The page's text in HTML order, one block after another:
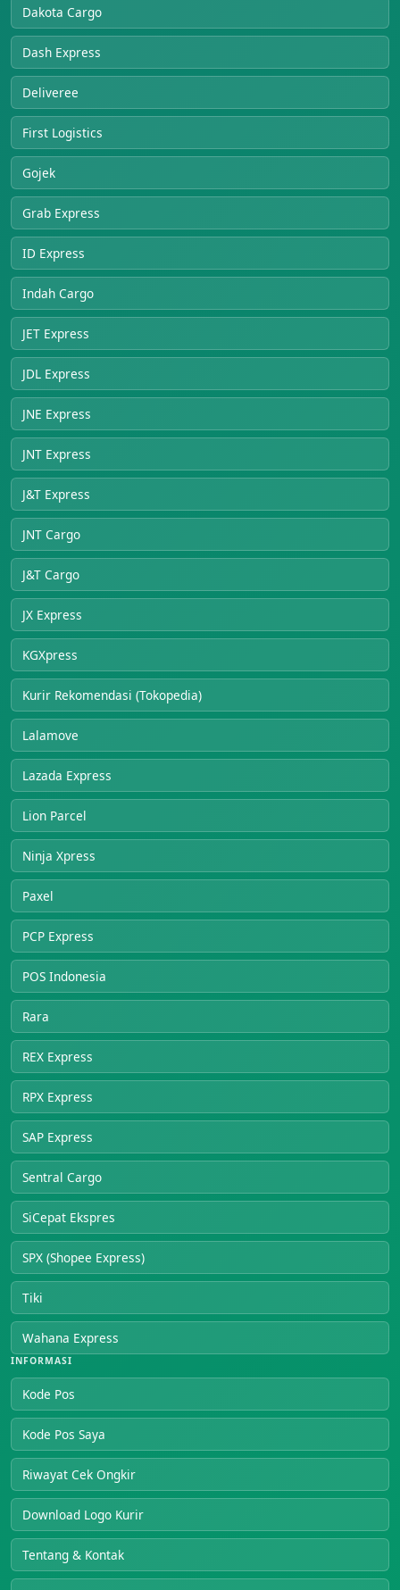
Dakota Cargo
Dash Express
Deliveree
First Logistics
Gojek
Grab Express
ID Express
Indah Cargo
JET Express
JDL Express
JNE Express
JNT Express
J&T Express
JNT Cargo
J&T Cargo
JX Express
KGXpress
Kurir Rekomendasi (Tokopedia)
Lalamove
Lazada Express
Lion Parcel
Ninja Xpress
Paxel
PCP Express
POS Indonesia
Rara
REX Express
RPX Express
SAP Express
Sentral Cargo
SiCepat Ekspres
SPX (Shopee Express)
Tiki
Wahana Express
INFORMASI
Kode Pos
Kode Pos Saya
Riwayat Cek Ongkir
Download Logo Kurir
Tentang & Kontak